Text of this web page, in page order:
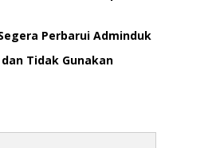
Perbarui Adminduk
Tidak Gunakan